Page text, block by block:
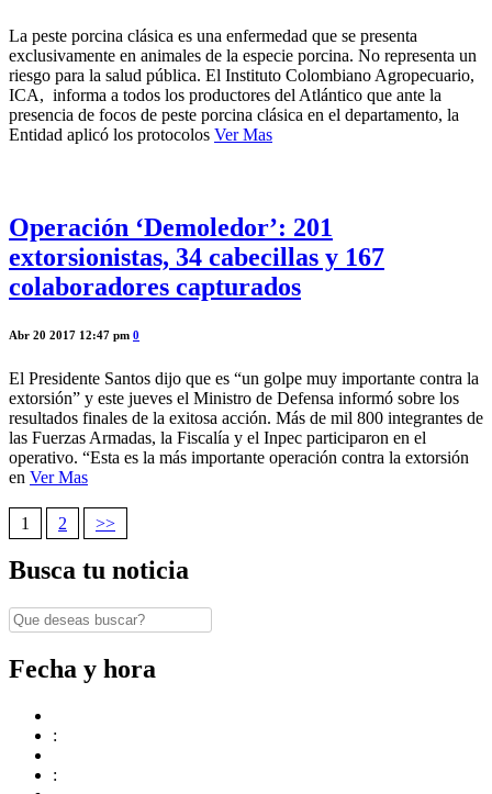
La peste porcina clásica es una enfermedad que se presenta
exclusivamente en animales de la especie porcina. No representa un
riesgo para la salud pública. El Instituto Colombiano Agropecuario,
ICA, informa a todos los productores del Atlántico que ante la
presencia de focos de peste porcina clásica en el departamento, la
Entidad aplicó los protocolos Ver Mas
Operación ‘Demoledor’: 201
extorsionistas, 34 cabecillas y 167
colaboradores capturados
Abr 20 2017 12:47 pm 0
El Presidente Santos dijo que es “un golpe muy importante contra la
extorsión” y este jueves el Ministro de Defensa informó sobre los
resultados finales de la exitosa acción. Más de mil 800 integrantes de
las Fuerzas Armadas, la Fiscalía y el Inpec participaron en el
operativo. “Esta es la más importante operación contra la extorsión
en Ver Mas
de
entradas
1 2 >>
Busca tu noticia
Fecha y hora
:
: